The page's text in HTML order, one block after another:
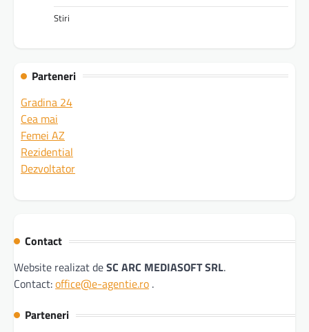
Stiri
Parteneri
Gradina 24
Cea mai
Femei AZ
Rezidential
Dezvoltator
Contact
Website realizat deSC ARC MEDIASOFT SRL.
Contact:office@e-agentie.ro .
Parteneri